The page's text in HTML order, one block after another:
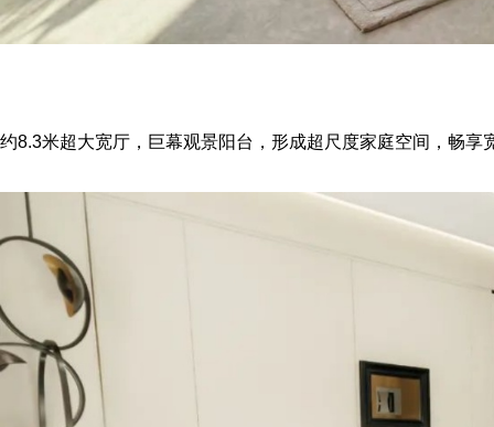
约8.3米超大宽厅，巨幕观景阳台，形成超尺度家庭空间，畅享